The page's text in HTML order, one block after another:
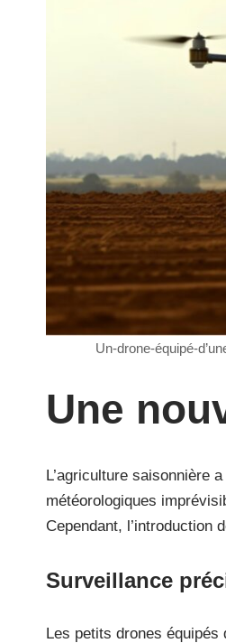
Un-drone-équipé-
Une
L’agriculture saisonnière
météorologiques
Cependant, l’introduction
Surveillance
Les petits drones